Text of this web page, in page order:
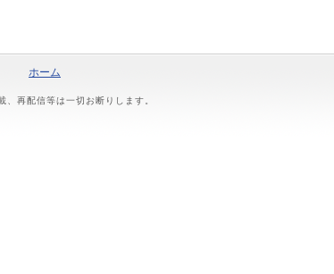
ホーム
再配信等は一切お断りします。